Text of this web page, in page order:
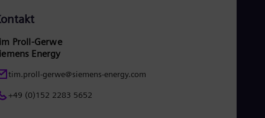
Proll-Gerwe
Energy
tim.proll-gerwe@siemens-energy.com
+49 (0)152 2283 5652